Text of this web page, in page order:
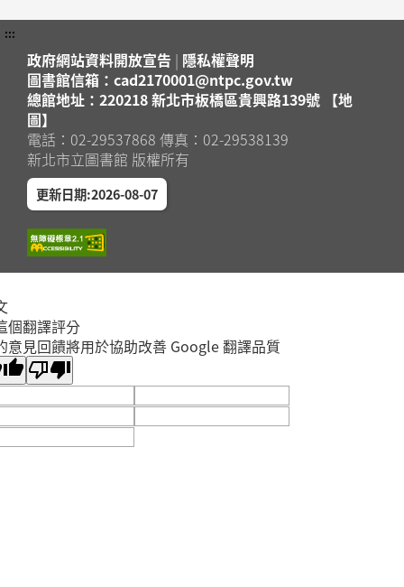
:::
政府網站資料開放宣告 | 隱私權聲明
圖書館信箱：cad2170001@ntpc.gov.tw
總館地址：220218 新北市板橋區貴興路139號 【地
圖】
電話：02-29537868 傳真：02-29538139
新北市立圖書館 版權所有
更新日期:2026-08-07
個翻譯評分
意見回饋將用於協助改善 Google 翻譯品質